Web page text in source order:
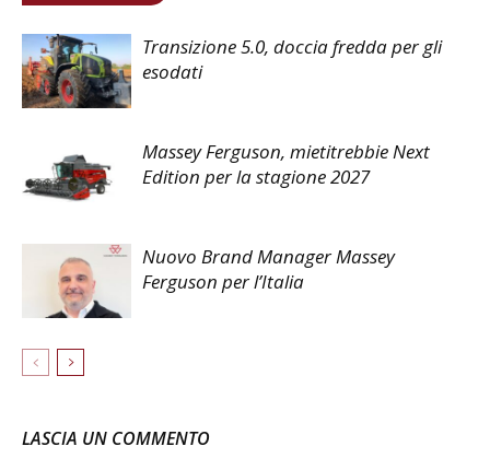
Transizione 5.0, doccia fredda per gli
esodati
Massey Ferguson, mietitrebbie Next
Edition per la stagione 2027
Nuovo Brand Manager Massey
Ferguson per l’Italia
LASCIA UN COMMENTO